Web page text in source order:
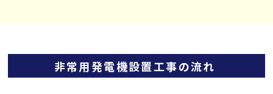
非常用発電機設置工事の流れ